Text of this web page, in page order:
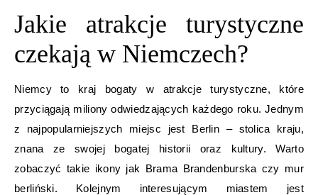
Jakie atrakcje turystyczne
czekają w Niemczech?
Niemcy to kraj bogaty w atrakcje turystyczne, które
przyciągają miliony odwiedzających każdego roku. Jednym
z najpopularniejszych miejsc jest Berlin – stolica kraju,
znana ze swojej bogatej historii oraz kultury. Warto
zobaczyć takie ikony jak Brama Brandenburska czy mur
berliński. Kolejnym interesującym miastem jest